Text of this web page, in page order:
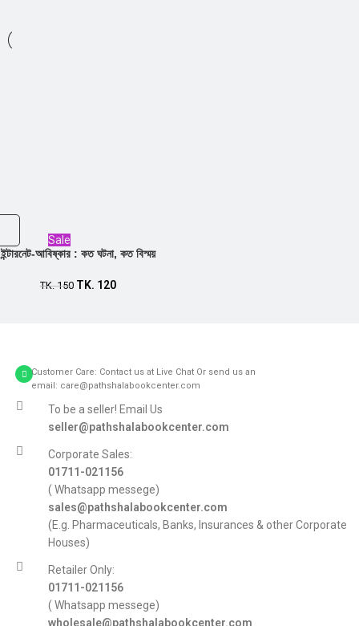
Sale
ইন্টারনেট-আবিষ্কার : কত ঘটনা, কত বিস্ময়
TK.150 TK. 120
Customer Care: Contact us at Live Chat Or send us an
email: care@pathshalabookcenter.com
To be a seller! Email Us
seller@pathshalabookcenter.com
Corporate Sales:
01711-021156
( Whatsapp messege)
sales@pathshalabookcenter.com
(E.g. Pharmaceuticals, Banks, Insurances & other Corporate
Houses)
Retailer Only:
01711-021156
( Whatsapp messege)
wholesale@pathshalabookcenter.com